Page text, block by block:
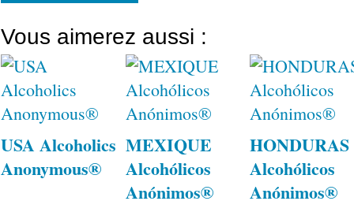
Vous aimerez aussi :
USA Alcoholics
Anonymous®
MEXIQUE
Alcohólicos
Anónimos®
HONDURAS
Alcohólicos
Anónimos®